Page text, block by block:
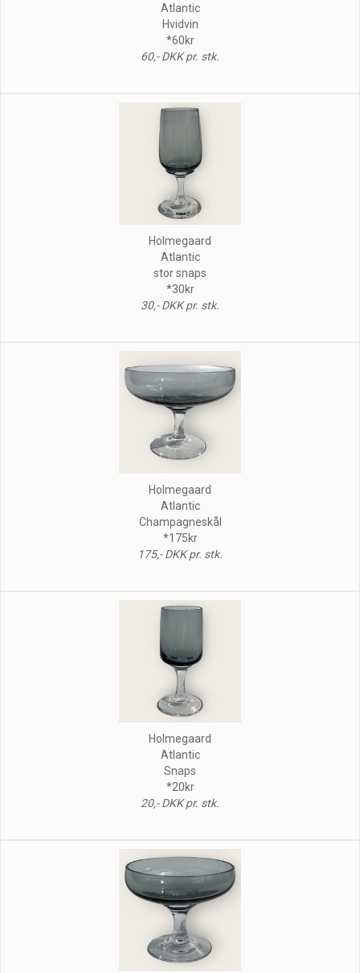
Atlantic
Hvidvin
*60kr
60,- DKK pr. stk.
Holmegaard
Atlantic
stor snaps
*30kr
30,- DKK pr. stk.
Holmegaard
Atlantic
Champagneskål
*175kr
175,- DKK pr. stk.
Holmegaard
Atlantic
Snaps
*20kr
20,- DKK pr. stk.